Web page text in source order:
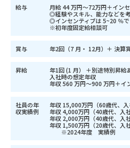
給与
月給 44 万円～72万円＋イン
◎経験やスキル、能力などを考
◎インセンティブは 5~20 ％で
※初年度固定給相談可
賞与 年2回（7 月・ 12月）＋ 決
昇給
年1回 (1 月） ＋別途特別昇給
入社時の想定年収
年収 560 万円～900 万円＋イ
社員の年
収実績例
年収 15,000万円（60歳代、入
年収 4,000万円（40歳代、入
年収 2,000万円（40歳代、入
年収 1,500万円（20歳代、入
※2024年度 実績例